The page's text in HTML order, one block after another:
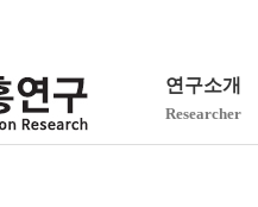
연구소개
Researcher